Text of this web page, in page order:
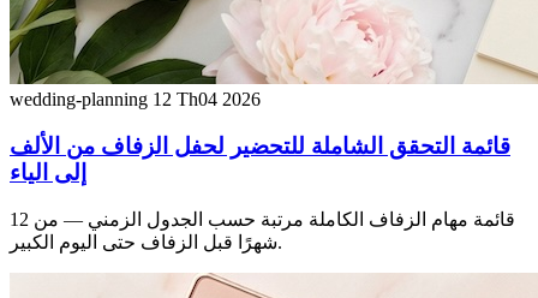
wedding-planning 12 Th04 2026
قائمة التحقق الشاملة للتحضير لحفل الزفاف من الألف
إلى الياء
قائمة مهام الزفاف الكاملة مرتبة حسب الجدول الزمني — من 12
شهرًا قبل الزفاف حتى اليوم الكبير.